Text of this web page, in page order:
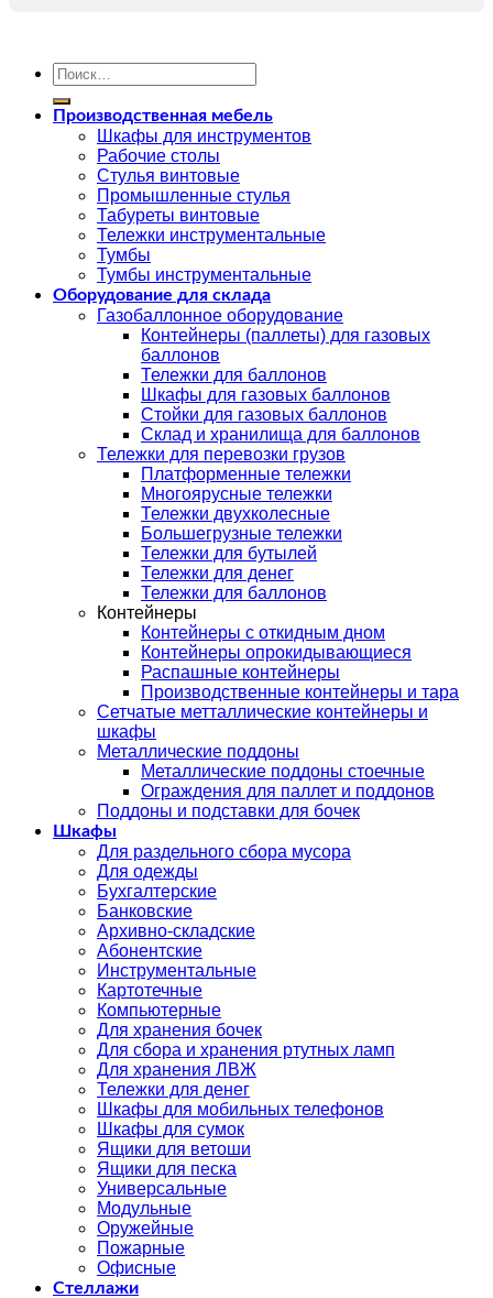
Искать:
Производственная мебель
Шкафы для инструментов
Рабочие столы
Стулья винтовые
Промышленные стулья
Табуреты винтовые
Тележки инструментальные
Тумбы
Тумбы инструментальные
Оборудование для склада
Газобаллонное оборудование
Контейнеры (паллеты) для газовых
баллонов
Тележки для баллонов
Шкафы для газовых баллонов
Стойки для газовых баллонов
Склад и хранилища для баллонов
Тележки для перевозки грузов
Платформенные тележки
Многоярусные тележки
Тележки двухколесные
Большегрузные тележки
Тележки для бутылей
Тележки для денег
Тележки для баллонов
Контейнеры
Контейнеры с откидным дном
Контейнеры опрокидывающиеся
Распашные контейнеры
Производственные контейнеры и тара
Сетчатые метталлические контейнеры и
шкафы
Металлические поддоны
Металлические поддоны стоечные
Ограждения для паллет и поддонов
Поддоны и подставки для бочек
Шкафы
Для раздельного сбора мусора
Для одежды
Бухгалтерские
Банковские
Архивно-складские
Абонентские
Инструментальные
Картотечные
Компьютерные
Для хранения бочек
Для сбора и хранения ртутных ламп
Для хранения ЛВЖ
Тележки для денег
Шкафы для мобильных телефонов
Шкафы для сумок
Ящики для ветоши
Ящики для песка
Универсальные
Модульные
Оружейные
Пожарные
Офисные
Стеллажи